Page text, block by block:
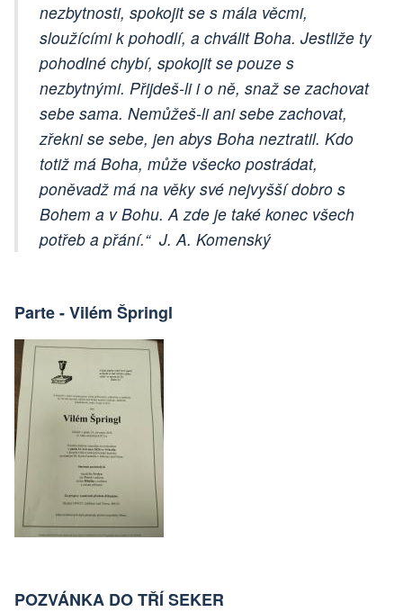
nezbytnosti, spokojit se s mála věcmi,
sloužícími k pohodlí, a chválit Boha. Jestliže ty
pohodlné chybí, spokojit se pouze s
nezbytnými. Přijdeš-li i o ně, snaž se zachovat
sebe sama. Nemůžeš-li ani sebe zachovat,
zřekni se sebe, jen abys Boha neztratil. Kdo
totiž má Boha, může všecko postrádat,
poněvadž má na věky své nejvyšší dobro s
Bohem a v Bohu. A zde je také konec všech
potřeb a přání.“ J. A. Komenský
Parte - Vilém Špringl
POZVÁNKA DO TŘÍ SEKER